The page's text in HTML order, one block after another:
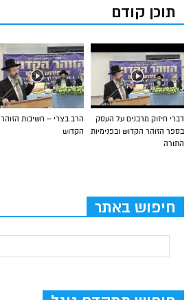
תוכן קודם
הרב בצרי – חשיבות הזוהר
הקדוש
דברי חיזוק מרבנים על העסק
בספר הזוהר הקדוש ובפנימיות
התורה
חיפוש באתר